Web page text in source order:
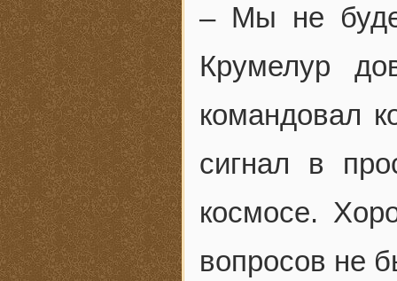
– Мы не
Крумелур
командовал
сигнал в
космосе.
вопросов не